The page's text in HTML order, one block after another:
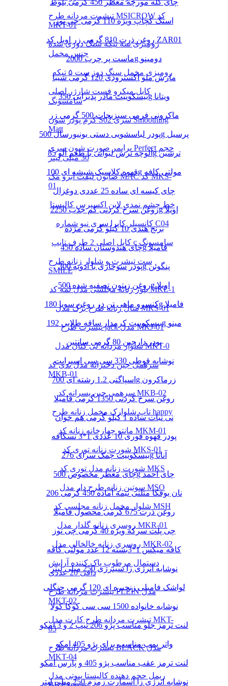
تیشرت مردانه طرح MSICROW کد
MKT-01
رومیزی سه تیکه سنگ دوزی شده
جنس مخمل
رومیزی مخمل سنگ دوز ست ۵ تیکه
کابل میکرو فست شارژر اصلی
سامسونگ
کرم پودر شون S02 سری Smoothing
Matt
پرایمر صورت شون سری Perfect حجم
30 میلی لیتر
صابون لیفت ابرو مک MAC کد MKS-
01
خط چشم نمدی لاین اکسپرس کالیستا
کانسیلر کاپرا سری نیو شماره C04
کابل اصلی 2 طرف تایپ c سامسونگ
ست تیشرت و شلوار زنانه طرح
SMILE
بلوز زنانه مجلسی مدل لمه کد MKL-1
شال زنانه طرح برگ مدل MKS-01
تیشرت طرح jack مدل MKJ-01
شلوار مردانه لی کتان مدل MKT-0
سرهمی جین دخترانه مدل تدی کد
MKB-01
سرهمی جین پسرانه کد MKB-02
تاپ شلوارک مخمل زنانه طرح happy
مانتو چهارخانه زنانه کد MKM-01
شورت زنانه توری کد MKS-01
شورت زنانه مدل توری کد MKS
سوتین زنانه طرح دار مدل MSO
شلوار مخمل زنانه مجلسی کد MSH
روسری زنانه گلدار مدل MKR-01
روسری زنانه خالخالی مدل MKR-02
دستمال مرطوب پاک کننده آرایش
دافی 20 عددی
تیشرت مردانه طرح PLEIN مدل
MKT-02
تیشرت مردانه طرح کارت مدل MKT-
03
تیشرت مردانه طرح BLACK مدل
MKT-04
ریمل حجم دهنده کالیستا بیوتی مدل
چای کله مورچه معطر 450 گرمی بلوط
اسنک کچاپ ویژه 110 گرمی چی توز
روغن ذرت 810 گرمی زر اویل کد ZAR01
ماست پر چرب 2000g دومینو
مارش ملو اکسترودی 120 گرمی شیبا
بیسکوییت مادر پذیرایی 350g ویتانا
ماکرونی فرمی سبزیجات 500 گرمی زر
پودر لباسشویی دستی یونیورسال 500g پرسیل
آلوچه ترش لیوانی با طعم آلو 85g ترشین
قهوه کلاسیک شیشه ای 100g مولتی کافه
چای کیسه ای ساده 25 عددی دوغزال
روغن سرخ کردنی کم جذب 2250g اویلا
برنج هندی 10 کیلو گرمی مژده
چای هندوستان ساده 450g فامیلا
پودر سوخاری با ادویه 300g پنگوئن
روغن زیتون تصفیه شده 500g اویلا
کنسرو ماهی تن در روغن سویا 180g فامیلا
بیسکوییت کرمدار ساقه طلایی 192g مینو
پودر دارچین 80 گرمی سانتین
نوشابه قوطی 330 سی سی اسپرایت
اسپاگتی 1.2 رشته ای 700g زرماکرون
روغن سرخ کردنی 1350 گرمی فامیلا
نی نبات ساده 1 کیلو گرمی هم خوان
پودر قهوه فوری 10 عددی 1*3 نسکافه
بیسکوییت چمک سرای 276g آناتا
چای معطر مخصوص 500g چای احمد
نان یوفکا مثلثی نیمه آماده 450 گرمی 206
روغن ذرت 675 گرمی محصول فامیلا
چی پلت سرکه ویژه 40 گرمی چی توز
کافه میکس 1*3بسته 12 عدد مولتی کافه
نوشابه انرژی زا سینرژی 250 میلی لیتر
لواشک فامیلی زنجیره ای 120 گرمی جنگلی
نوشابه خانواده 1500 سی سی کوکا کولا
لنت ترمز جلو مناسب پژو 206 تیپ 2 و 3 امکو
واتر پمپ مناسب برای پژو 405 امکو
لنت ترمز عقب مناسب پژو 405 و پارس امکو
نوشابه انرژی زا اسمارت زمزم 250 میلی لیتر